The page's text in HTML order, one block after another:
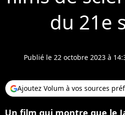
du 21e
Publié le 22 octobre 2023 à
Ajoutez Volum à vos sources
Un film qui montre que le